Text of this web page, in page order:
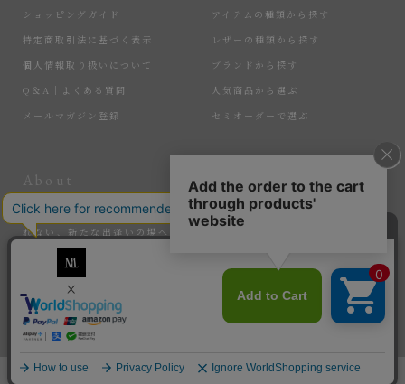
新規会員登録で “Welcome Gift 10% OFF” をプレゼント。
About More
匠の逸品たちを、大切に届けている『MLS』。ここでしか手に入れら
れない、新たな出逢いの場へ。そして、サステナブルなアイテムで、
していく。
ショッピングガイド
特定商取引法に基づく表示
個人情報取り扱いについて
Q＆A｜よくある質問
メールマガジン登録
アイテムの種類から探す
レザーの種類から探す
ブランドから探す
人気商品から選ぶ
セミオーダーで選ぶ
Copyright © MLS All rights reserved.